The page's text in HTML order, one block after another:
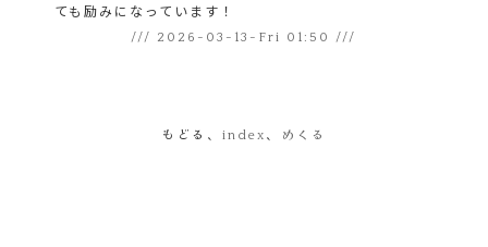
ても励みになっています！
/// 2026-03-13-Fri 01:50 ///
もどる 、 index 、 めくる